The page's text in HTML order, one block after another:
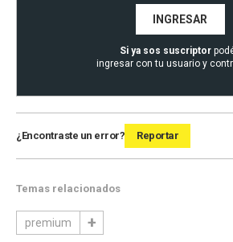
INGRESAR
Si ya sos suscriptor
ingresar con tu usuario y
¿Encontraste un error? Reportar
Temas relacionados
premium